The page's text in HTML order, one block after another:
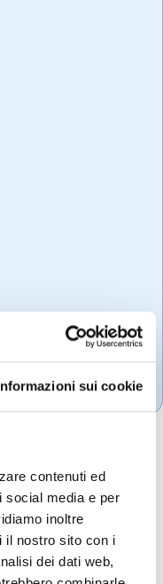
sui cookie
contenuti ed
social media e per
inoltre
il nostro sito con i
dei dati web,